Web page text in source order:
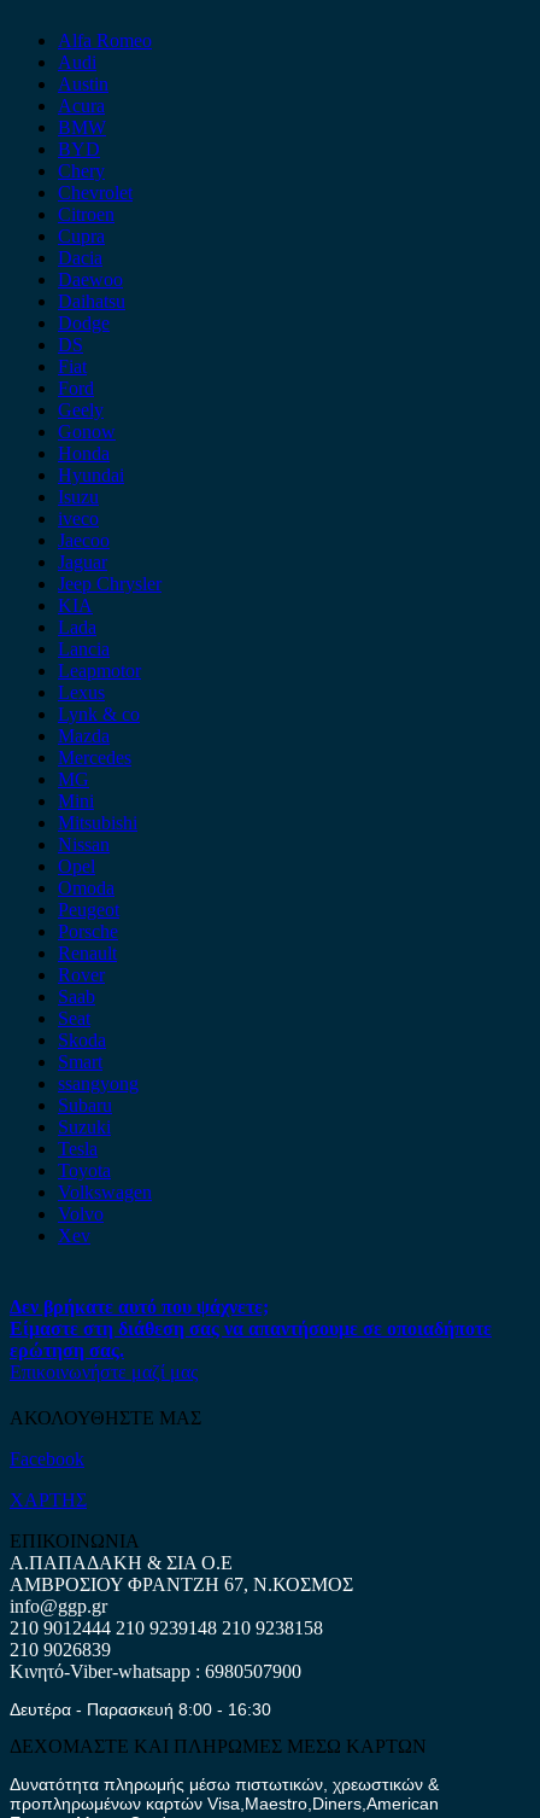
Alfa Romeo
Audi
Austin
Acura
BMW
BYD
Chery
Chevrolet
Citroen
Cupra
Dacia
Daewoo
Daihatsu
Dodge
DS
Fiat
Ford
Geely
Gonow
Honda
Hyundai
Isuzu
iveco
Jaecoo
Jaguar
Jeep Chrysler
KIA
Lada
Lancia
Leapmotor
Lexus
Lynk & co
Mazda
Mercedes
MG
Mini
Mitsubishi
Nissan
Opel
Omoda
Peugeot
Porsche
Renault
Rover
Saab
Seat
Skoda
Smart
ssangyong
Subaru
Suzuki
Tesla
Toyota
Volkswagen
Volvo
Xev
Δεν βρήκατε αυτό που ψάχνετε;
Είμαστε στη διάθεση σας να απαντήσουμε σε οποιαδήποτε
ερώτηση σας.
Επικοινωνήστε μαζί μας
ΑΚΟΛΟΥΘΗΣΤΕ ΜΑΣ
Facebook
ΧΑΡΤΗΣ
ΕΠΙΚΟΙΝΩΝΙΑ
Α.ΠΑΠΑΔΑΚΗ & ΣΙΑ Ο.Ε
ΑΜΒΡΟΣΙΟΥ ΦΡΑΝΤΖΗ 67, Ν.ΚΟΣΜΟΣ
info@ggp.gr
210 9012444 210 9239148 210 9238158
210 9026839
Κινητό-Viber-whatsapp : 6980507900
Δευτέρα - Παρασκευή 8:00 - 16:30
ΔΕΧΟΜΑΣΤΕ ΚΑΙ ΠΛΗΡΩΜΕΣ ΜΕΣΩ ΚΑΡΤΩΝ
Δυνατότητα πληρωμής μέσω πιστωτικών, χρεωστικών &
προπληρωμένων καρτών Visa,Maestro,Diners,American